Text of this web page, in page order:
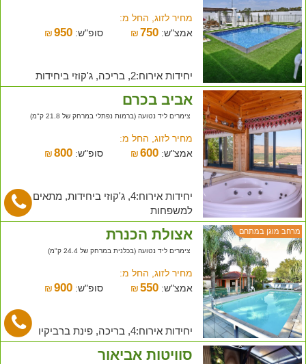
מחיר לזוג, החל מ:
אמצ"ש:
₪750 סופ"ש: ₪ 950
יחידות אירוח:2, בריכה, ג'קוזי ביחידות
אביב בכרם
צימרים ליד נטועה (ברמות נפתלי במרחק של 21.8 ק"מ)
מחיר לזוג, החל מ:
אמצ"ש:
₪600 סופ"ש: ₪ 800
יחידות אירוח:4, ג'קוזי ביחידות, מתאים
למשפחות
מרחב מוגן במתחם אצולת הכנרת
צימרים ליד נטועה (בכלנית במרחק של 24.4 ק"מ)
מחיר לזוג, החל מ:
אמצ"ש:
₪550 סופ"ש: ₪ 900
יחידות אירוח:4, בריכה, פינת ברביקיו
סוויטות אביאור